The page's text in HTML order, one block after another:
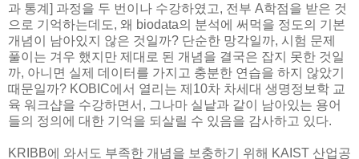
과 통계] 과정을 두 번이나 수강하였고, 전부 A학점을 받은 것
으로 기억하는데도, 왜 biodata의 분석에 써먹을 정도의 기본
개념이 남아있지 않은 것일까? 단순한 망각일까, 시험 문제
풀이는 겨우 했지만 제대로 된 개념을 결국은 잡지 못한 것일
까, 아니면 실제 데이터를 가지고 충분한 연습을 하지 않았기
때문일까? KOBIC에서 열리는 제10차 차세대 생명정보학 교
육 워크샵을 수강하면서, 그나마 실낱과 같이 남아있는 용어
들의 정의에 대한 기억을 되살릴 수 있음을 감사하고 있다.
KRIBB에 와서도 부족한 개념을 보충하기 위해 KAIST 산업공